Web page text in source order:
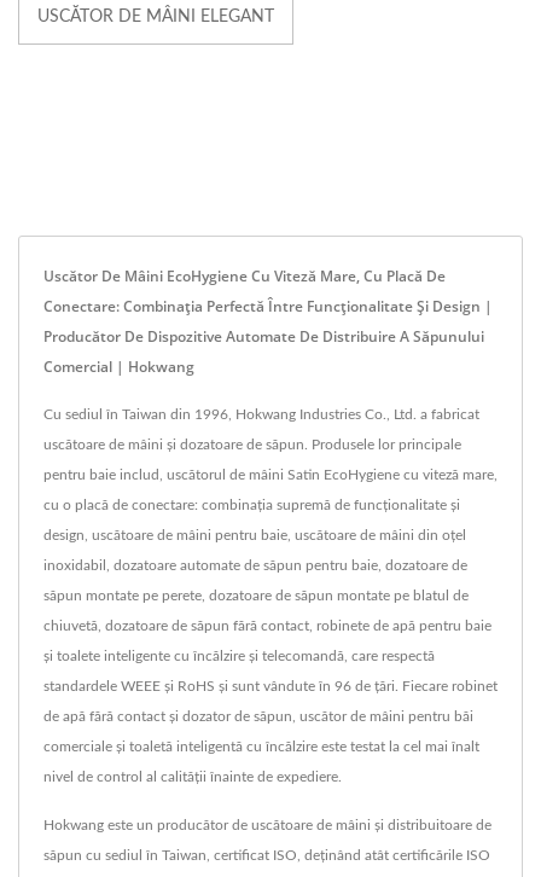
USCĂTOR DE MÂINI ELEGANT
Uscător De Mâini EcoHygiene Cu Viteză Mare, Cu Placă De
Conectare: Combinația Perfectă Între Funcționalitate Și Design |
Producător De Dispozitive Automate De Distribuire A Săpunului
Comercial | Hokwang
Cu sediul în Taiwan din 1996, Hokwang Industries Co., Ltd. a fabricat
uscătoare de mâini și dozatoare de săpun. Produsele lor principale
pentru baie includ, uscătorul de mâini Satin EcoHygiene cu viteză mare,
cu o placă de conectare: combinația supremă de funcționalitate și
design, uscătoare de mâini pentru baie, uscătoare de mâini din oțel
inoxidabil, dozatoare automate de săpun pentru baie, dozatoare de
săpun montate pe perete, dozatoare de săpun montate pe blatul de
chiuvetă, dozatoare de săpun fără contact, robinete de apă pentru baie
și toalete inteligente cu încălzire și telecomandă, care respectă
standardele WEEE și RoHS și sunt vândute în 96 de țări. Fiecare robinet
de apă fără contact și dozator de săpun, uscător de mâini pentru băi
comerciale și toaletă inteligentă cu încălzire este testat la cel mai înalt
nivel de control al calității înainte de expediere.
Hokwang este un producător de uscătoare de mâini și distribuitoare de
săpun cu sediul în Taiwan, certificat ISO, deținând atât certificările ISO